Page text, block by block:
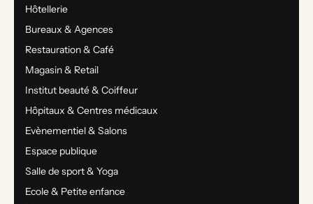
Hôtellerie
Bureaux & Agences
Restauration & Café
Magasin & Retail
Institut beauté & Coiffeur
Hôpitaux & Centres médicaux
Evènementiel & Salons
Espace publique
Salle de sport & Yoga
Ecole & Petite enfance